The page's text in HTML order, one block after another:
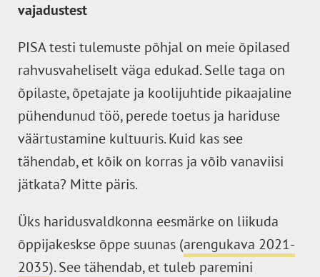
vajadustest
PISA testi tulemuste põhjal on meie õpilased
rahvusvaheliselt väga edukad. Selle taga on
õpilaste, õpetajate ja koolijuhtide pikaajaline
pühendunud töö, perede toetus ja hariduse
väärtustamine kultuuris. Kuid kas see
tähendab, et kõik on korras ja võib vanaviisi
jätkata? Mitte päris.
Üks haridusvaldkonna eesmärke on liikuda
õppijakeskse õppe suunas (arengukava 2021-
2035). See tähendab, et tuleb paremini